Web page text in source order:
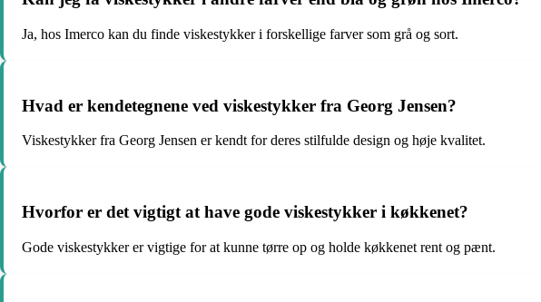
Ja, hos Imerco kan du finde viskestykker i forskellige farver som grå og sort.
Hvad er kendetegnene ved viskestykker fra Georg Jensen?
Viskestykker fra Georg Jensen er kendt for deres stilfulde design og høje kvalitet.
Hvorfor er det vigtigt at have gode viskestykker i køkkenet?
Gode viskestykker er vigtige for at kunne tørre op og holde køkkenet rent og pænt.